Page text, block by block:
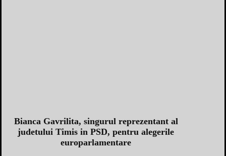
Bianca Gavrilita, singurul reprezentant al
judetului Timis in PSD, pentru alegerile
europarlamentare